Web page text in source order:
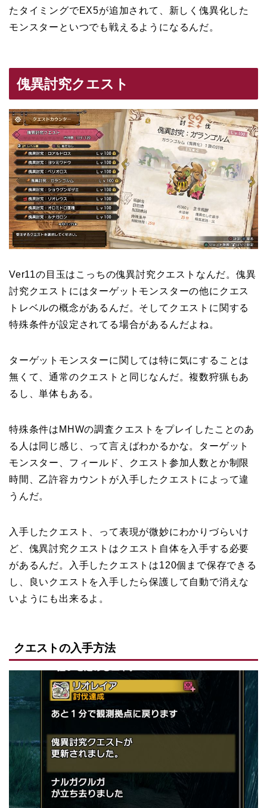
たタイミングでEX5が追加されて、新しく傀異化した
モンスターといつでも戦えるようになるんだ。
傀異討究クエスト
Ver11の目玉はこっちの傀異討究クエストなんだ。傀異
討究クエストにはターゲットモンスターの他にクエス
トレベルの概念があるんだ。そしてクエストに関する
特殊条件が設定されてる場合があるんだよね。
ターゲットモンスターに関しては特に気にすることは
無くて、通常のクエストと同じなんだ。複数狩猟もあ
るし、単体もある。
特殊条件はMHWの調査クエストをプレイしたことのあ
る人は同じ感じ、って言えばわかるかな。ターゲット
モンスター、フィールド、クエスト参加人数とか制限
時間、乙許容カウントが入手したクエストによって違
うんだ。
入手したクエスト、って表現が微妙にわかりづらいけ
ど、傀異討究クエストはクエスト自体を入手する必要
があるんだ。入手したクエストは120個まで保存できる
し、良いクエストを入手したら保護して自動で消えな
いようにも出来るよ。
クエストの入手方法